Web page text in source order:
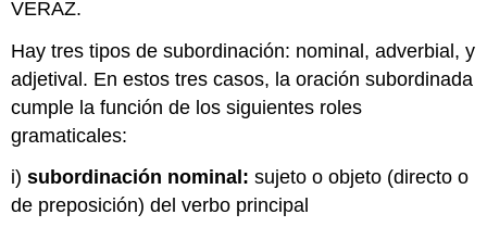
VERAZ.
Hay tres tipos de subordinación: nominal, adverbial, y
adjetival. En estos tres casos, la oración subordinada
cumple la función de los siguientes roles
gramaticales:
i)subordinación nominal: sujeto o objeto (directo o
de preposición) del verbo principal